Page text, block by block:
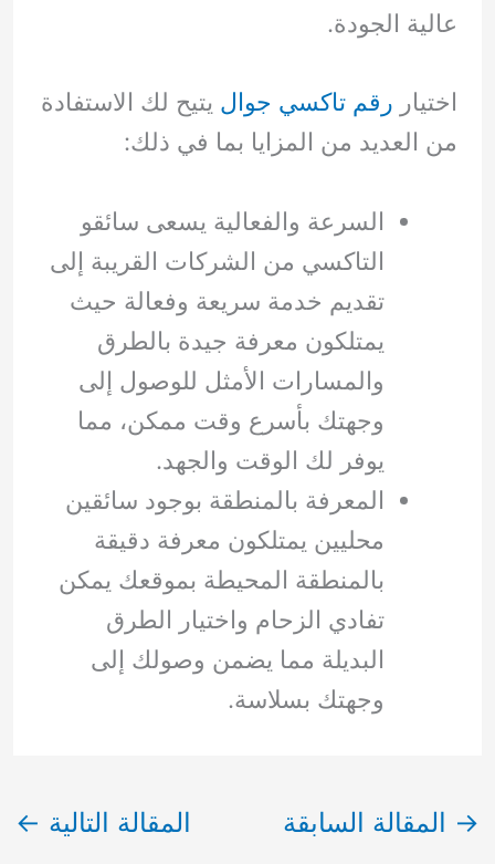
عالية الجودة.
اختيار رقم تاكسي جوال يتيح لك الاستفادة
من العديد من المزايا بما في ذلك:
السرعة والفعالية يسعى سائقو
التاكسي من الشركات القريبة إلى
تقديم خدمة سريعة وفعالة حيث
يمتلكون معرفة جيدة بالطرق
والمسارات الأمثل للوصول إلى
وجهتك بأسرع وقت ممكن، مما
يوفر لك الوقت والجهد.
المعرفة بالمنطقة بوجود سائقين
محليين يمتلكون معرفة دقيقة
بالمنطقة المحيطة بموقعك يمكن
تفادي الزحام واختيار الطرق
البديلة مما يضمن وصولك إلى
وجهتك بسلاسة.
→ المقالة السابقة المقالة التالية ←